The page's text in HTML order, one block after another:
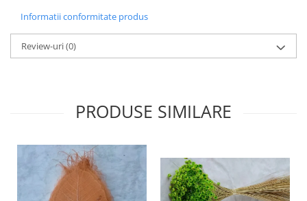
Informatii conformitate produs
Review-uri(0)
PRODUSE SIMILARE